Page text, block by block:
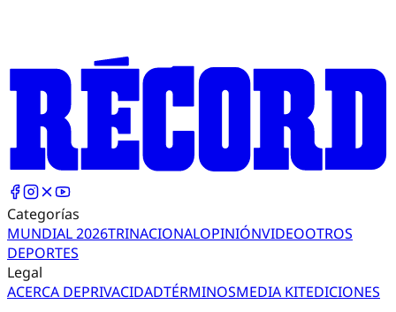
Categorías
MUNDIAL 2026TRINACIONALOPINIÓNVIDEOOTROS
DEPORTES
Legal
ACERCA DEPRIVACIDADTÉRMINOSMEDIA KITEDICIONES